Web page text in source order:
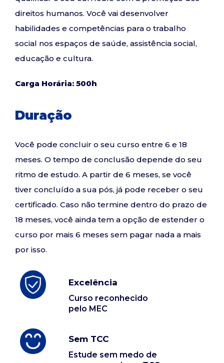
direitos humanos. Você vai desenvolver
habilidades e competências para o trabalho
social nos espaços de saúde, assistência social,
educação e cultura.
Carga Horária: 500h
Duração
Você pode concluir o seu curso entre 6 e 18
meses. O tempo de conclusão depende do seu
ritmo de estudo. A partir de 6 meses, se você
tiver concluído a sua pós, já pode receber o seu
certificado. Caso não termine dentro do prazo de
18 meses, você ainda tem a opção de estender o
curso por mais 6 meses sem pagar nada a mais
por isso.
Excelência
Curso reconhecido
pelo MEC
Sem TCC
Estude sem medo de